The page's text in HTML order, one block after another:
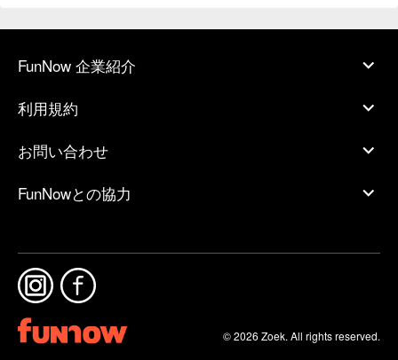
FunNow 企業紹介
利用規約
お問い合わせ
FunNowとの協力
© 2026 Zoek. All rights reserved.